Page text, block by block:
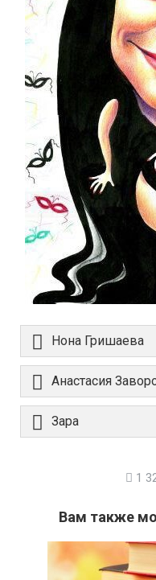
Нона Гришаева
Анастасия
Зара
1
Вам также